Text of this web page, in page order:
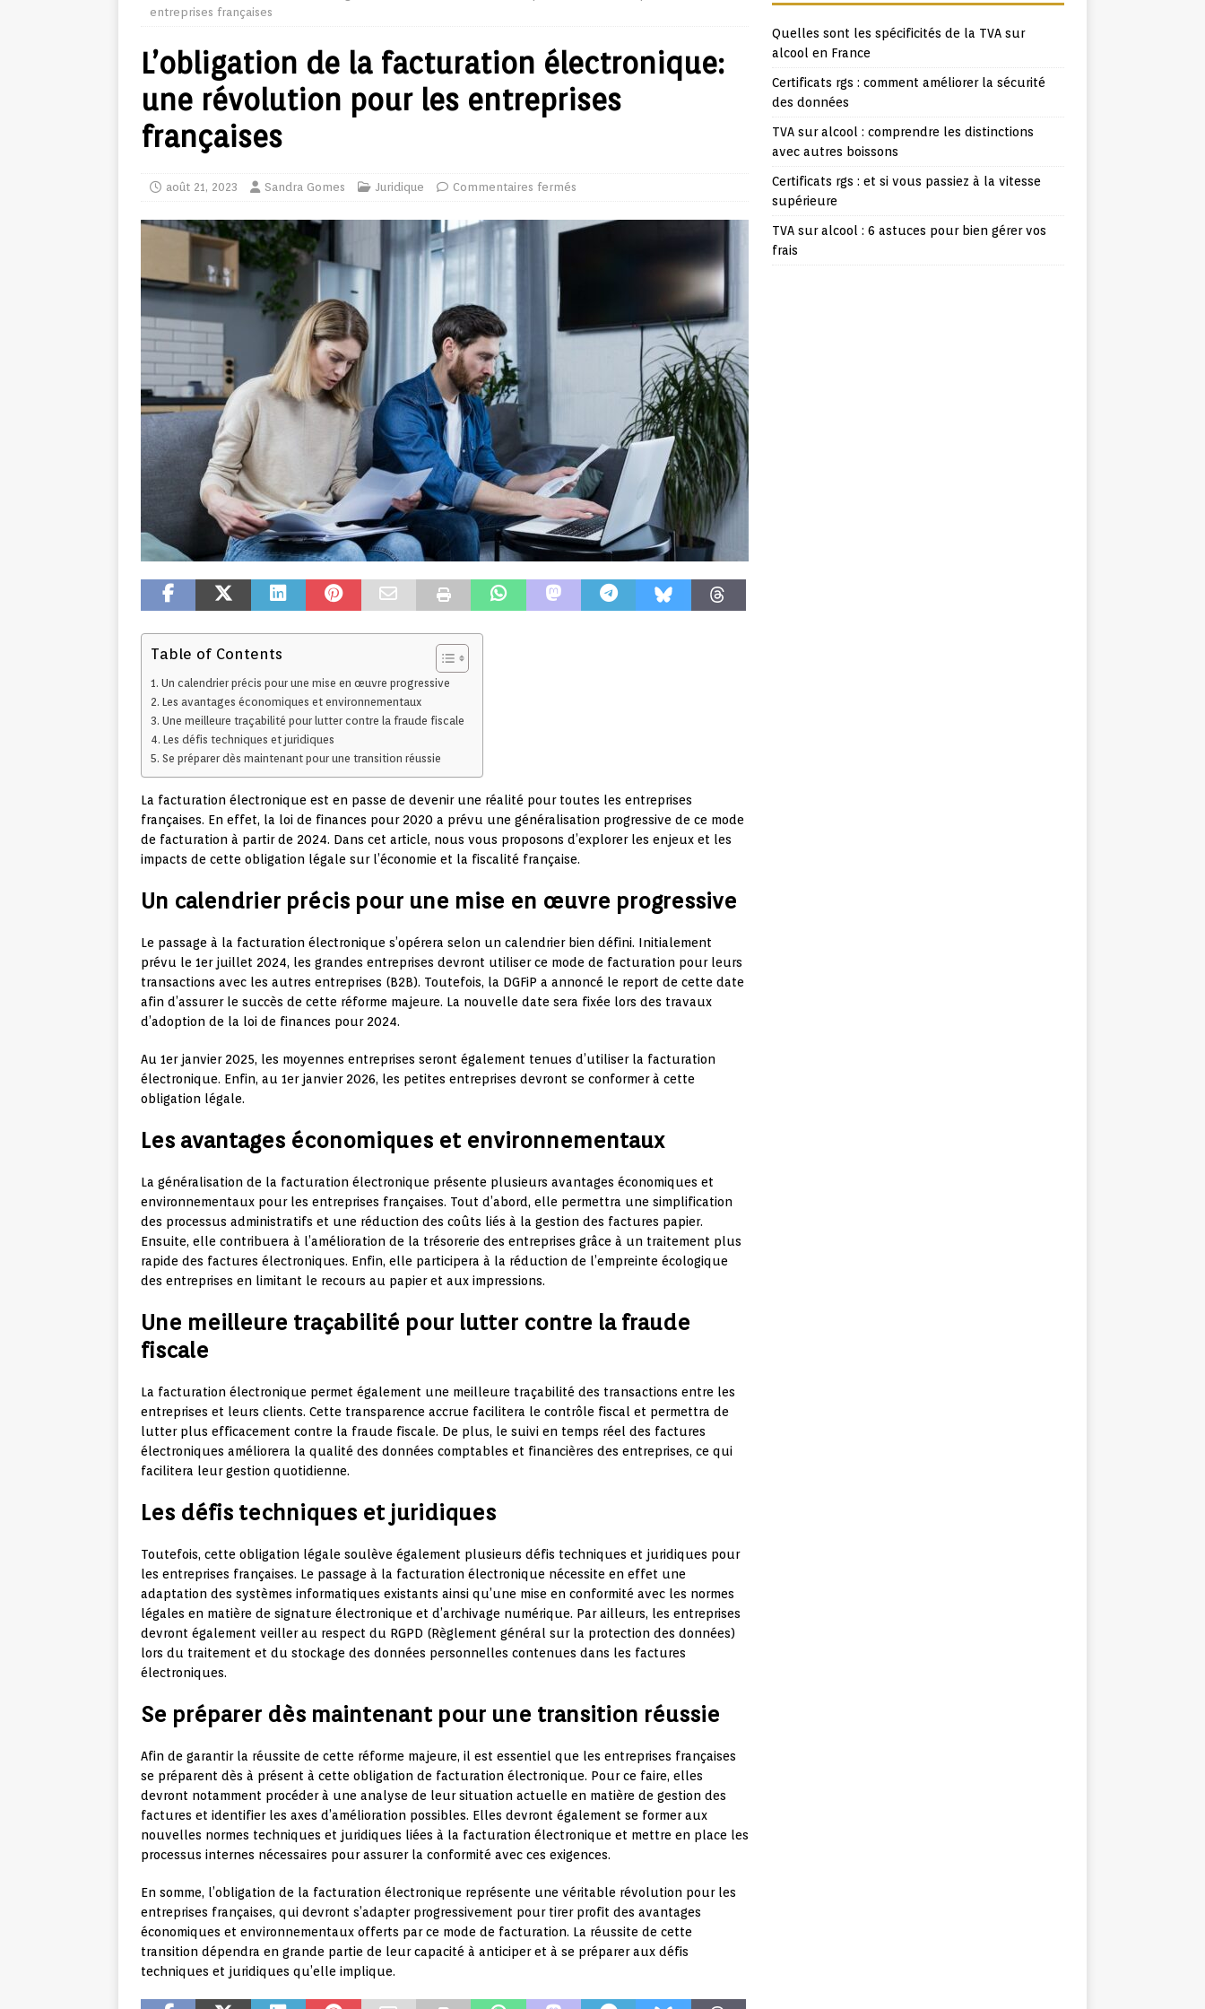
entreprises françaises
L’obligation de la facturation électronique:
une révolution pour les entreprises
françaises
août 21, 2023 Sandra Gomes Juridique Commentaires fermés
Table of Contents
Un calendrier précis pour une mise en œuvre progressive
Les avantages économiques et environnementaux
Une meilleure traçabilité pour lutter contre la fraude fiscale
Les défis techniques et juridiques
Se préparer dès maintenant pour une transition réussie
La facturation électronique est en passe de devenir une réalité pour toutes les entreprises
françaises. En effet, la loi de finances pour 2020 a prévu une généralisation progressive de ce mode
de facturation à partir de 2024. Dans cet article, nous vous proposons d’explorer les enjeux et les
impacts de cette obligation légale sur l’économie et la fiscalité française.
Un calendrier précis pour une mise en œuvre progressive
Le passage à la facturation électronique s’opérera selon un calendrier bien défini. Initialement
prévu le 1er juillet 2024, les grandes entreprises devront utiliser ce mode de facturation pour leurs
transactions avec les autres entreprises (B2B). Toutefois, la DGFiP a annoncé le report de cette date
afin d’assurer le succès de cette réforme majeure. La nouvelle date sera fixée lors des travaux
d’adoption de la loi de finances pour 2024.
Au 1er janvier 2025, les moyennes entreprises seront également tenues d’utiliser la facturation
électronique. Enfin, au 1er janvier 2026, les petites entreprises devront se conformer à cette
obligation légale.
Les avantages économiques et environnementaux
La généralisation de la facturation électronique présente plusieurs avantages économiques et
environnementaux pour les entreprises françaises. Tout d’abord, elle permettra une simplification
des processus administratifs et une réduction des coûts liés à la gestion des factures papier.
Ensuite, elle contribuera à l’amélioration de la trésorerie des entreprises grâce à un traitement plus
rapide des factures électroniques. Enfin, elle participera à la réduction de l’empreinte écologique
des entreprises en limitant le recours au papier et aux impressions.
Une meilleure traçabilité pour lutter contre la fraude
fiscale
La facturation électronique permet également une meilleure traçabilité des transactions entre les
entreprises et leurs clients. Cette transparence accrue facilitera le contrôle fiscal et permettra de
lutter plus efficacement contre la fraude fiscale. De plus, le suivi en temps réel des factures
électroniques améliorera la qualité des données comptables et financières des entreprises, ce qui
facilitera leur gestion quotidienne.
Les défis techniques et juridiques
Toutefois, cette obligation légale soulève également plusieurs défis techniques et juridiques pour
les entreprises françaises. Le passage à la facturation électronique nécessite en effet une
adaptation des systèmes informatiques existants ainsi qu’une mise en conformité avec les normes
légales en matière de signature électronique et d’archivage numérique. Par ailleurs, les entreprises
devront également veiller au respect du RGPD (Règlement général sur la protection des données)
lors du traitement et du stockage des données personnelles contenues dans les factures
électroniques.
Se préparer dès maintenant pour une transition réussie
Afin de garantir la réussite de cette réforme majeure, il est essentiel que les entreprises françaises
se préparent dès à présent à cette obligation de facturation électronique. Pour ce faire, elles
devront notamment procéder à une analyse de leur situation actuelle en matière de gestion des
factures et identifier les axes d’amélioration possibles. Elles devront également se former aux
nouvelles normes techniques et juridiques liées à la facturation électronique et mettre en place les
processus internes nécessaires pour assurer la conformité avec ces exigences.
En somme, l’obligation de la facturation électronique représente une véritable révolution pour les
entreprises françaises, qui devront s’adapter progressivement pour tirer profit des avantages
économiques et environnementaux offerts par ce mode de facturation. La réussite de cette
transition dépendra en grande partie de leur capacité à anticiper et à se préparer aux défis
techniques et juridiques qu’elle implique.
Quelles sont les spécificités de la TVA sur
alcool en France
Certificats rgs : comment améliorer la sécurité
des données
TVA sur alcool : comprendre les distinctions
avec autres boissons
Certificats rgs : et si vous passiez à la vitesse
supérieure
TVA sur alcool : 6 astuces pour bien gérer vos
frais